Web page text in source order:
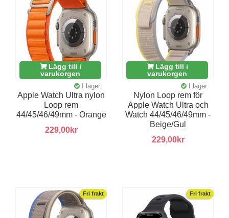
Lägg till i
varukorgen
I lager.
Apple Watch Ultra nylon
Loop rem
44/45/46/49mm - Orange
229,00kr
Lägg till i
varukorgen
I lager.
Nylon Loop rem för
Apple Watch Ultra och
Watch 44/45/46/49mm -
Beige/Gul
229,00kr
Fri frakt Fri frakt